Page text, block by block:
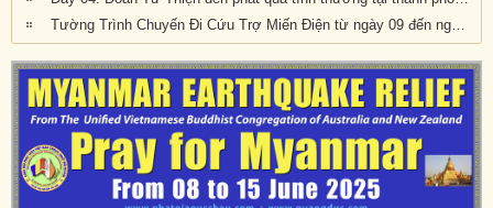
Tường Trình Chuyến Đi Cứu Trợ Miến Điện từ ngày 09 đến ngày 12/06/2025